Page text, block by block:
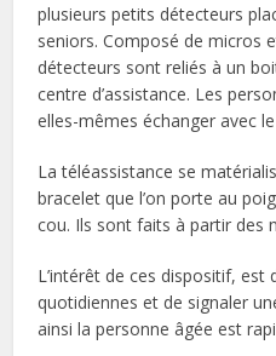
plusieurs petits détecteurs
seniors. Composé de micros
détecteurs sont reliés à un
centre d’assistance. Les
elles-mêmes échanger avec
La téléassistance se
bracelet que l’on porte au
cou. Ils sont faits à partir des
L’intérêt de ces dispositif, est
quotidiennes et de signaler
ainsi la personne âgée est